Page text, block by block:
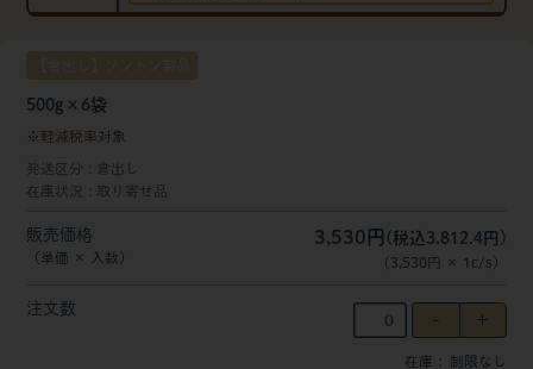
500g×6袋
軽減税率対象
発送区分
倉出し
在庫状況
取り寄せ品
販売価格
（単価 × 入数）
3,530円 (税込3,812.4円)
（ 3,530円 × 1 c/s ）
注文数
在庫 制限なし